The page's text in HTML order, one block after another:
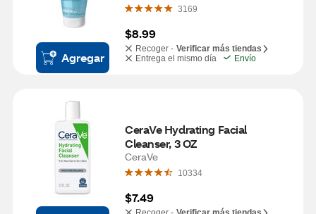
Agregar
3169
$8.99
Recoger - Verificar más tiendas
Entrega el mismo día
Envío
CeraVe Hydrating Facial
Cleanser, 3 OZ
CeraVe
10334
$7.49